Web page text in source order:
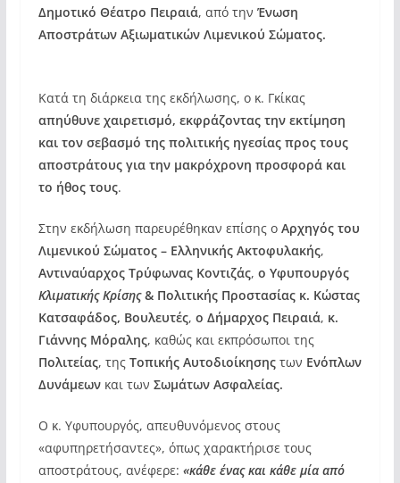
Δημοτικό Θέατρο Πειραιά, από την Ένωση
Αποστράτων Αξιωματικών Λιμενικού Σώματος.
Κατά τη διάρκεια της εκδήλωσης, ο κ. Γκίκας
απηύθυνε χαιρετισμό, εκφράζοντας την εκτίμηση
και τον σεβασμό της πολιτικής ηγεσίας προς τους
αποστράτους για την μακρόχρονη προσφορά και
το ήθος τους.
Στην εκδήλωση παρευρέθηκαν επίσης ο Αρχηγός του
Λιμενικού Σώματος – Ελληνικής Ακτοφυλακής,
Αντιναύαρχος Τρύφωνας Κοντιζάς, ο Υφυπουργός
Κλιματικής Κρίσης& Πολιτικής Προστασίαςκ. Κώστας
Κατσαφάδος, Βουλευτές, ο Δήμαρχος Πειραιά, κ.
Γιάννης Μόραλης, καθώς και εκπρόσωποι της
Πολιτείας, της Τοπικής Αυτοδιοίκησηςτων Ενόπλων
Δυνάμεων και των Σωμάτων Ασφαλείας.
Ο κ. Υφυπουργός, απευθυνόμενος στους
«αφυπηρετήσαντες», όπως χαρακτήρισε τους
αποστράτους, ανέφερε: «κάθε ένας και κάθε μία από